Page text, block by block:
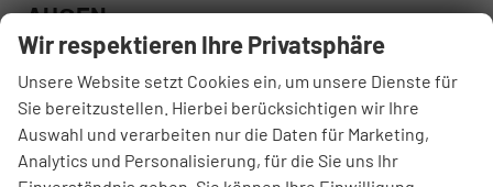
AUẞEN
Außenausstattung des Skoda Scala
Selection
Schwarz Magic Metallic
Voll-LED-Hauptscheinwerfer
Wir respektieren Ihre Privatsphäre
Unsere Website setzt Cookies ein, um unsere Dienste für
Sie bereitzustellen. Hierbei berücksichtigen wir Ihre
Auswahl und verarbeiten nur die Daten für Marketing,
Analytics und Personalisierung, für die Sie uns Ihr